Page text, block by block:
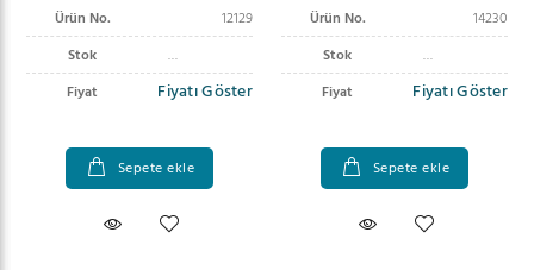
Ürün No.
12129
Stok
Fiyat
Fiyatı Göster
Sepete ekle
Çekildi
Ürün No.
14230
Stok
Fiyat
Fiyatı Göster
Sepete ekle